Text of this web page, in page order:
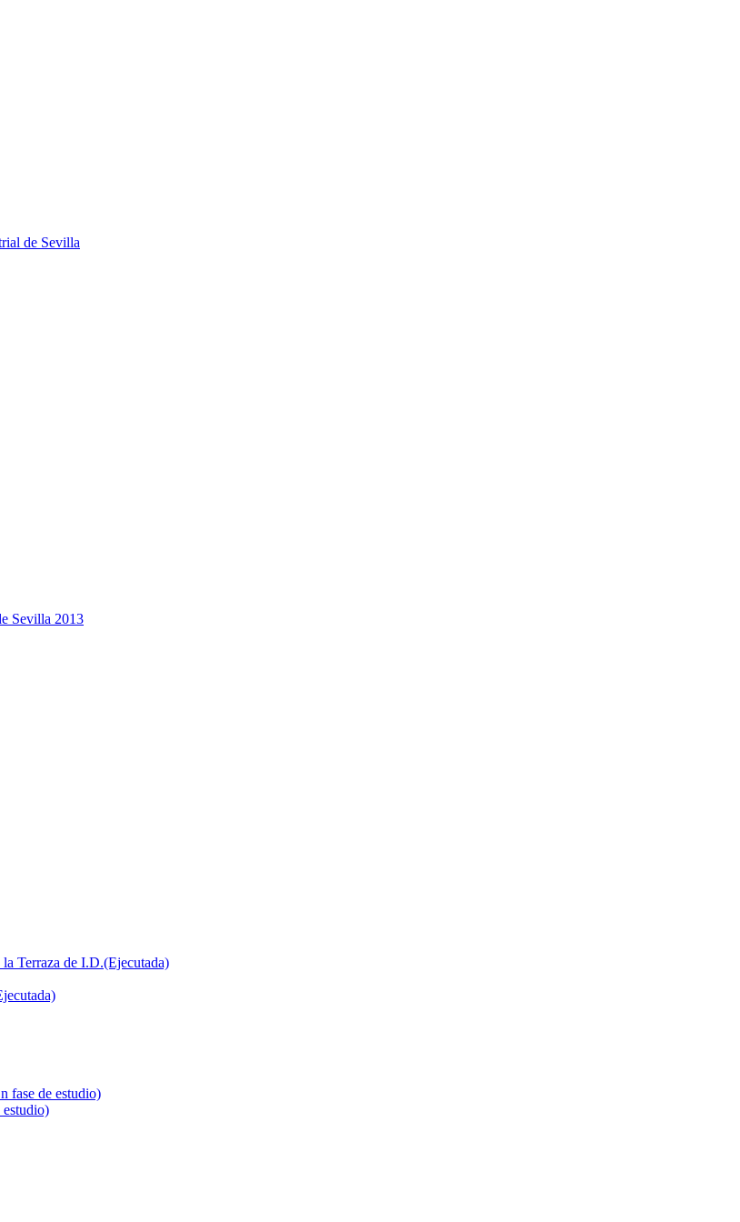
de Sevilla
Sevilla 2013
Terraza de I.D.(Ejecutada)
fase de estudio)
estudio)